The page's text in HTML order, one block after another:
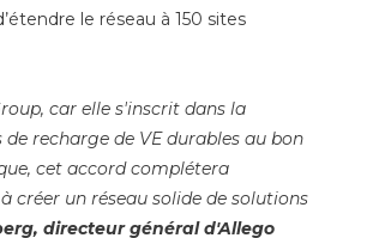
le réseau à 150 sites
car elle s'inscrit dans la
recharge de VE durables au bon
cet accord complétera
créer un réseau solide de solutions
directeur général d'Allego